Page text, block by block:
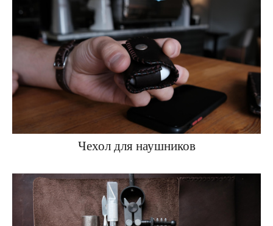
Чехол для наушников